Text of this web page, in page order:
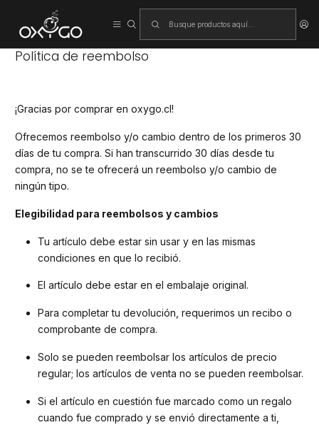
Política de reembolso
¡Gracias por comprar en oxygo.cl!
Ofrecemos reembolso y/o cambio dentro de los primeros 30
días de tu compra. Si han transcurrido 30 días desde tu
compra, no se te ofrecerá un reembolso y/o cambio de
ningún tipo.
Elegibilidad para reembolsos y cambios
Tu artículo debe estar sin usar y en las mismas
condiciones en que lo recibió.
El artículo debe estar en el embalaje original.
Para completar tu devolución, requerimos un recibo o
comprobante de compra.
Solo se pueden reembolsar los artículos de precio
regular; los artículos de venta no se pueden reembolsar.
Si el artículo en cuestión fue marcado como un regalo
cuando fue comprado y se envió directamente a ti,